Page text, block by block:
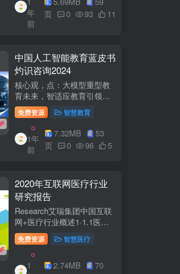
参编綦兵、谷金辉、温庆
福、王丹、岳...
年
前
页
0 93 11
中国人工智能教育蓝皮书
灼识咨询2024
核心观，点：大模型重型教
育未来，智适应教育引领
A+教有新纪元灼识咨询
China inshts Consultancy帆
观：深剂：洞来：失减：全
球故有革新浪湘2学习机妆占
硬件查头智道，应学习机市
免费资源 智慧教育
1年
前
7.32MB
53
页
0 96 5
2020年互联网医疗行业
研究报告
Research艾瑞集团中国互联
网+医疗行业概述1·1.1医疗
行业困境中国互联网+医疗行
业现状2中国互联网+医疗用
户行为洞察3中国互联网+医
疗热门赛道分析4中国互联网
免费资源 智慧医疗
1
2.74MB
70